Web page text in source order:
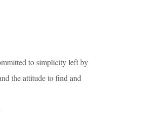
to simplicity left by
the attitude to find and